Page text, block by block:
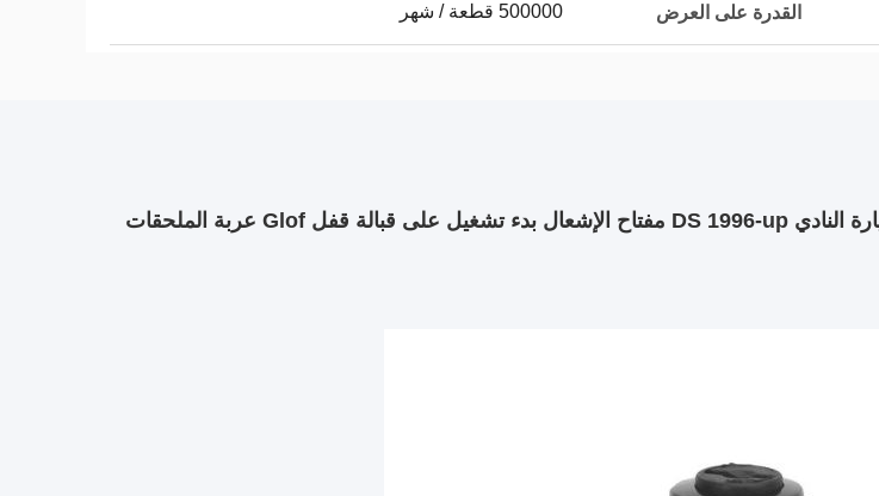
القدرة على العرض 500000 قطعة / شهر